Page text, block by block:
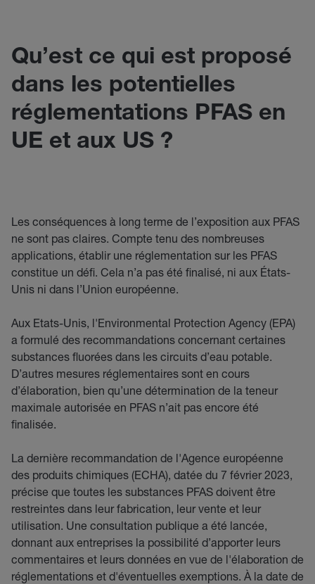
Qu’est ce qui est proposé
dans les potentielles
réglementations PFAS en
UE et aux US ?
Les conséquences à long terme de l’exposition aux PFAS
ne sont pas claires. Compte tenu des nombreuses
applications, établir une réglementation sur les PFAS
constitue un défi. Cela n’a pas été finalisé, ni aux États-
Unis ni dans l’Union européenne.
Aux Etats-Unis, l'Environmental Protection Agency (EPA)
a formulé des recommandations concernant certaines
substances fluorées dans les circuits d’eau potable.
D’autres mesures réglementaires sont en cours
d’élaboration, bien qu’une détermination de la teneur
maximale autorisée en PFAS n’ait pas encore été
finalisée.
La dernière recommandation de l'Agence européenne
des produits chimiques (ECHA), datée du 7 février 2023,
précise que toutes les substances PFAS doivent être
restreintes dans leur fabrication, leur vente et leur
utilisation. Une consultation publique a été lancée,
donnant aux entreprises la possibilité d’apporter leurs
commentaires et leurs données en vue de l'élaboration de
réglementations et d'éventuelles exemptions. À la date de